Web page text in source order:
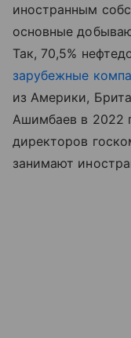
иностранным
основные
Так, 70,5%
зарубежные
из Америки,
Ашимбаев в 2022
директоров
занимают